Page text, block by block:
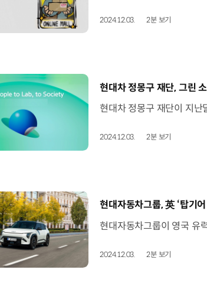
2024.12.03. 2분 보기
[동영상]
현대차 정몽구 재단, 그린
2024.12.03. 2분 보기
[동영상]
현대자동차그룹, 英 ‘탑기
2024.12.03. 2분 보기